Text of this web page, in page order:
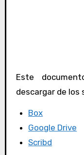
Este
descargar de los
Box
Google Drive
Scribd